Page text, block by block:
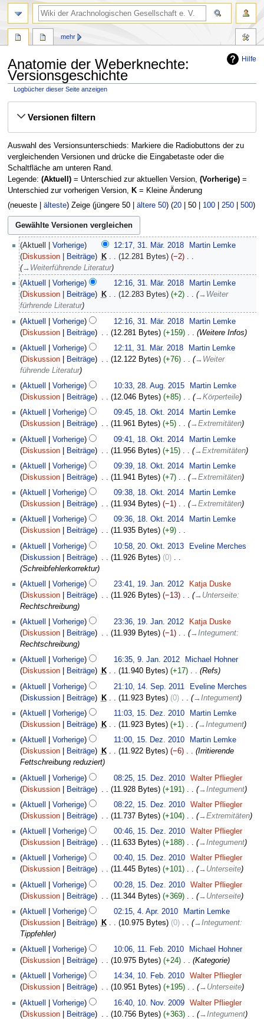
Hilfe
Anatomie der Weberknechte:
Versionsgeschichte
Logbücher dieser Seite anzeigen
Navigation
SucheVersionen filtern
Auswahl des Versionsunterschieds: Markiere die Radiobuttons der zu
vergleichenden Versionen und drücke die Eingabetaste oder die
Schaltfläche am unteren Rand.
Legende: (Aktuell)= Unterschied zur aktuellen Version, (Vorherige)=
Unterschied zur vorherigen Version, K= Kleine Änderung
(neueste| älteste) Zeige (jüngere 50| ältere 50) (20| 50| 100| 250| 500)
März
2018
Aktuell Vorherige 12:17, 31. Mär. 2018
Martin Lemke
Diskussion
Beiträge K 12.281 Bytes −2 ‎
→ Weiterführende Literatur
Aktuell
Vorherige 12:16, 31. Mär. 2018
Martin Lemke
Diskussion
Beiträge K 12.283 Bytes +2 ‎ → Weiter
fürhrende Literatur
Aktuell
Vorherige 12:16, 31. Mär. 2018
Martin Lemke
Diskussion
Beiträge 12.281 Bytes +159 ‎
Weitere Infos
Aktuell
Vorherige 12:11, 31. Mär. 2018
Martin Lemke
Diskussion
Beiträge 12.122 Bytes +76 ‎ → Weiter
führende Literatur
August
Aktuell Vorherige 10:33, 28. Aug. 2015
Martin Lemke
Diskussion
Beiträge 12.046 Bytes +85 ‎ →Körperteile
18.
Oktober
Aktuell Vorherige 09:45, 18. Okt. 2014
Martin Lemke
Diskussion
Beiträge 11.961 Bytes +5 ‎ →Extremitäten
Aktuell
Vorherige 09:41, 18. Okt. 2014
Martin Lemke
Diskussion
Beiträge 11.956 Bytes +15 ‎ →Extremitäten
Aktuell
Vorherige 09:39, 18. Okt. 2014
Martin Lemke
Diskussion
Beiträge 11.941 Bytes +7 ‎ →Extremitäten
Aktuell
Vorherige 09:38, 18. Okt. 2014
Martin Lemke
Diskussion
Beiträge 11.934 Bytes −1 ‎ →Extremitäten
Aktuell
Vorherige 09:36, 18. Okt. 2014
Martin Lemke
Diskussion
Beiträge 11.935 Bytes +9 ‎
K
e
n
e
B
e
a
r
b
i
t
u
n
g
s
u
s
a
m
m
n
f
a
s
s
u
g
Oktober
2013
Aktuell Vorherige 10:58, 20. Okt. 2013
Eveline Merches
Diskussion
Beiträge 11.926 Bytes 0 ‎
Schreibfehlerkorrektur
Januar
2012
Aktuell Vorherige 23:41, 19. Jan. 2012
Katja Duske
Diskussion
Beiträge 11.926 Bytes −13 ‎ → Unterseite:
Rechtschreibung
Aktuell
Vorherige 23:36, 19. Jan. 2012
Katja Duske
Diskussion
Beiträge 11.939 Bytes −1 ‎ →Integument:
Rechtschreibung
9.
Januar
Aktuell Vorherige 16:35, 9. Jan. 2012
Michael Hohner
Diskussion
Beiträge K 11.940 Bytes +17 ‎ Refs
September
Aktuell Vorherige 21:10, 14. Sep. 2011
Eveline Merches
Diskussion
Beiträge K 11.923 Bytes 0 ‎ →Integument
Dezember
Aktuell Vorherige 11:03, 15. Dez. 2010
Martin Lemke
Diskussion
Beiträge K 11.923 Bytes +1 ‎ →Integument
Aktuell
Vorherige 11:00, 15. Dez. 2010
Martin Lemke
Diskussion
Beiträge K 11.922 Bytes −6 ‎
Irritierende
Fettschreibung reduziert
Aktuell
Vorherige 08:25, 15. Dez. 2010
Walter Pfliegler
Diskussion
Beiträge 11.928 Bytes +191 ‎ →Integument
Aktuell
Vorherige 08:22, 15. Dez. 2010
Walter Pfliegler
Diskussion
Beiträge 11.737 Bytes +104 ‎ →Extremitäten
Aktuell
Vorherige 00:46, 15. Dez. 2010
Walter Pfliegler
Diskussion
Beiträge 11.633 Bytes +188 ‎ →Integument
Aktuell
Vorherige 00:40, 15. Dez. 2010
Walter Pfliegler
Diskussion
Beiträge 11.445 Bytes +101 ‎ → Unterseite
Aktuell
Vorherige 00:28, 15. Dez. 2010
Walter Pfliegler
Diskussion
Beiträge 11.344 Bytes +369 ‎ → Unterseite
April
2010
Aktuell Vorherige 02:15, 4. Apr. 2010
Martin Lemke
Diskussion
Beiträge K 10.975 Bytes 0 ‎ →Integument:
Tippfehler
Februar
Aktuell Vorherige 10:06, 11. Feb. 2010
Michael Hohner
Diskussion
Beiträge 10.975 Bytes +24 ‎ Kategorie
10.
Februar
Aktuell Vorherige 14:34, 10. Feb. 2010
Walter Pfliegler
Diskussion
Beiträge 10.951 Bytes +195 ‎ → Unterseite
November
Aktuell Vorherige 16:40, 10. Nov. 2009
Walter Pfliegler
Diskussion
Beiträge 10.756 Bytes +363 ‎ →Integument
mehr